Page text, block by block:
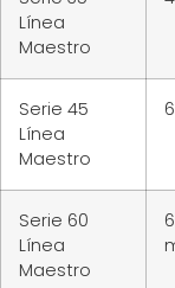
Línea
Maestro
Serie 45
Línea
Maestro
Serie 60
Línea
Maestro